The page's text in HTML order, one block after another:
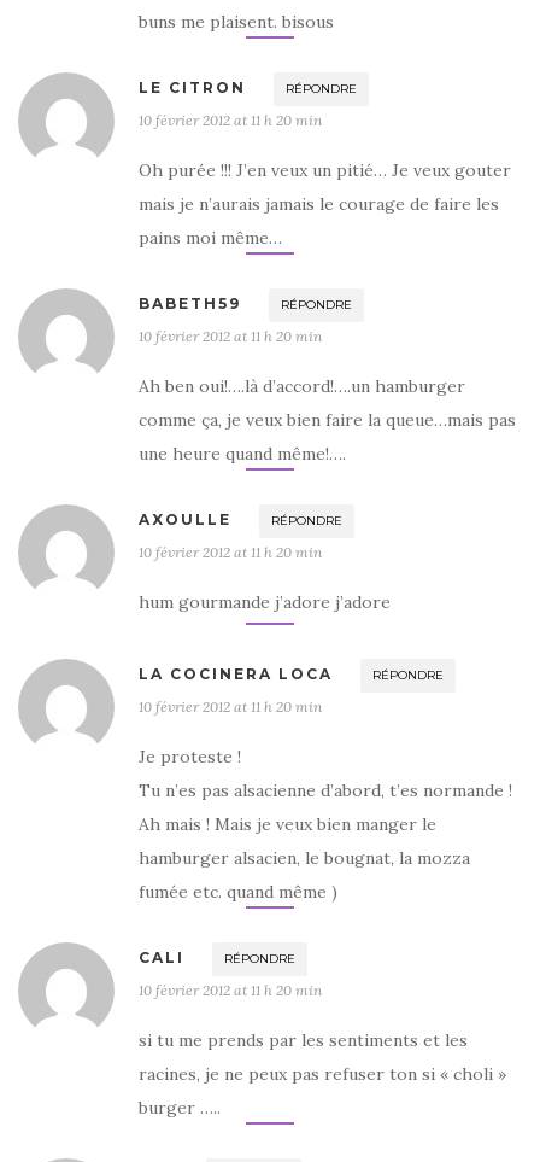
buns me plaisent. bisous
LE CITRON RÉPONDRE
10 février 2012 at 11 h 20 min
Oh purée !!! J’en veux un pitié… Je veux gouter
mais je n’aurais jamais le courage de faire les
pains moi même…
BABETH59 RÉPONDRE
10 février 2012 at 11 h 20 min
Ah ben oui!….là d’accord!….un hamburger
comme ça, je veux bien faire la queue…mais pas
une heure quand même!….
AXOULLE RÉPONDRE
10 février 2012 at 11 h 20 min
hum gourmande j’adore j’adore
LA COCINERA LOCA RÉPONDRE
10 février 2012 at 11 h 20 min
Je proteste !
Tu n’es pas alsacienne d’abord, t’es normande !
Ah mais ! Mais je veux bien manger le
hamburger alsacien, le bougnat, la mozza
fumée etc. quand même )
CALI RÉPONDRE
10 février 2012 at 11 h 20 min
si tu me prends par les sentiments et les
racines, je ne peux pas refuser ton si « choli »
burger …..